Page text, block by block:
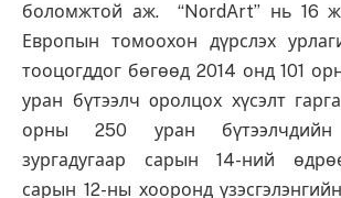
боломжтой аж. “NordArt” нь 16
Европын томоохон дүрслэх
тооцогддог бөгөөд 2014 онд 101
уран бүтээлч oролцох хүсэлт
орны 250 уран бүтээлчдийн
зургадугаар сарын 14-ний
сарын 12-ны хооронд